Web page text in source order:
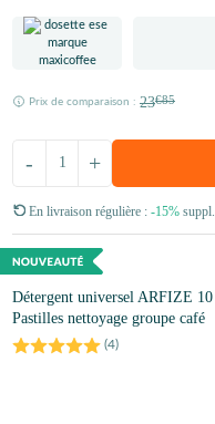
Prix de comparaison : 23€85
+
-
En livraison régulière : -15% suppl.
Détergent universel ARFIZE 10
Pastilles nettoyage groupe café
(4)